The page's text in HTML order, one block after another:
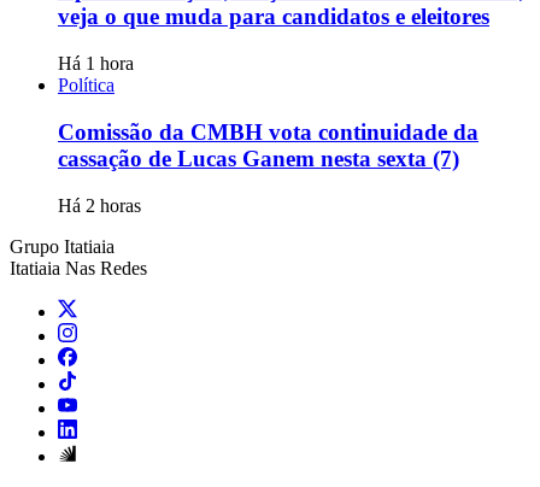
veja o que muda para candidatos e eleitores
Há 1 hora
Política
Comissão da CMBH vota continuidade da
cassação de Lucas Ganem nesta sexta (7)
Há 2 horas
Grupo Itatiaia
Itatiaia Nas Redes